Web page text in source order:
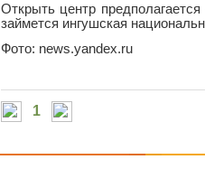
Открыть центр
займется ингушская
Фото: news.yandex.ru
1